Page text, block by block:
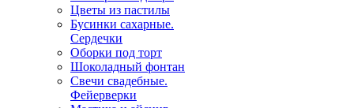
Цветы из пастилы
Бусинки сахарные.
Сердечки
Оборки под торт
Шоколадный фонтан
Свечи свадебные.
Фейерверки